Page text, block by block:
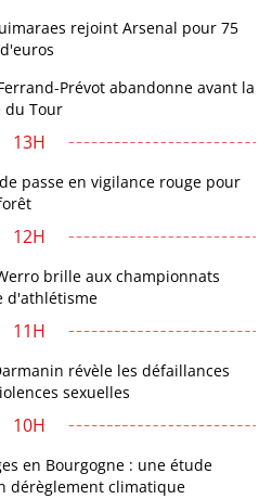
rejoint Arsenal pour 75
Prévot abandonne avant la
du Tour
13H
passe en vigilance rouge pour
12H
brille aux championnats
d'athlétisme
11H
révèle les défaillances
sexuelles
10H
en Bourgogne : une étude
dérèglement climatique